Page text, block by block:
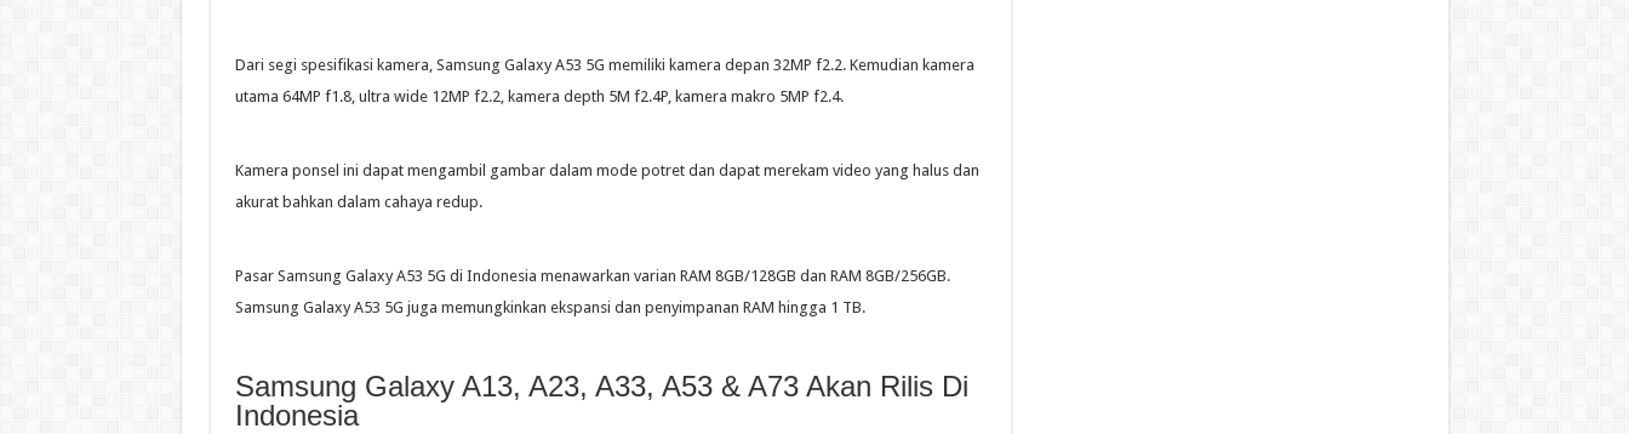
Dari segi spesifikasi kamera, Samsung Galaxy A53 5G memiliki kamera depan 32MP f2.2. Kemudian kamera
utama 64MP f1.8, ultra wide 12MP f2.2, kamera depth 5M f2.4P, kamera makro 5MP f2.4.
Kamera ponsel ini dapat mengambil gambar dalam mode potret dan dapat merekam video yang halus dan
akurat bahkan dalam cahaya redup.
Pasar Samsung Galaxy A53 5G di Indonesia menawarkan varian RAM 8GB/128GB dan RAM 8GB/256GB.
Samsung Galaxy A53 5G juga memungkinkan ekspansi dan penyimpanan RAM hingga 1 TB.
Samsung Galaxy A13, A23, A33, A53 & A73 Akan Rilis Di
Indonesia